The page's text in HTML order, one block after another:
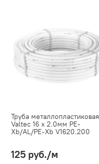
Труба металлопластиковая
Valtec 16 x 2.0мм PE-
Xb/AL/PE-Xb V1620.200
125 руб./м